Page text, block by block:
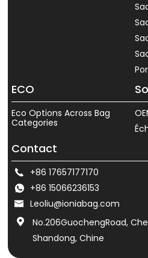
ECO
Eco Options Across Bag
Categories
Contact
+86 17657177170
+86 15066236153
Leoliu@ioniabag.com
No.206GuochengRoad,
Shandong, Chine